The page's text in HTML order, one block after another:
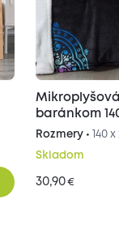
Mikroplyšová
baránkom
Rozmery • 140
Skladom
30,90€